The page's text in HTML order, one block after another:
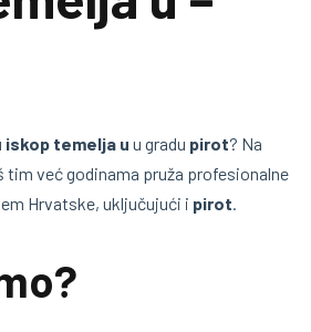
iskop temelja u u gradu pirot? Na
već godinama pruža profesionalne
Hrvatske, uključujući i pirot